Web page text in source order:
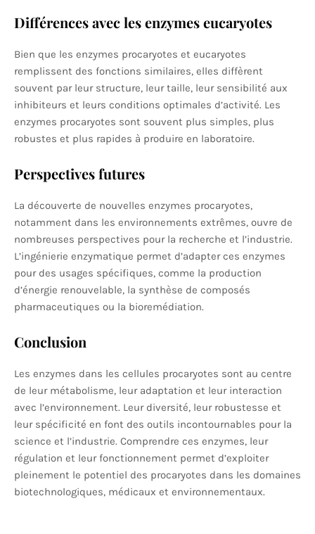
Différences avec les enzymes eucaryotes
Bien que les enzymes procaryotes et eucaryotes
remplissent des fonctions similaires, elles diffèrent
souvent par leur structure, leur taille, leur sensibilité aux
inhibiteurs et leurs conditions optimales d’activité. Les
enzymes procaryotes sont souvent plus simples, plus
robustes et plus rapides à produire en laboratoire.
Perspectives futures
La découverte de nouvelles enzymes procaryotes,
notamment dans les environnements extrêmes, ouvre de
nombreuses perspectives pour la recherche et l’industrie.
L’ingénierie enzymatique permet d’adapter ces enzymes
pour des usages spécifiques, comme la production
d’énergie renouvelable, la synthèse de composés
pharmaceutiques ou la bioremédiation.
Conclusion
Les enzymes dans les cellules procaryotes sont au centre
de leur métabolisme, leur adaptation et leur interaction
avec l’environnement. Leur diversité, leur robustesse et
leur spécificité en font des outils incontournables pour la
science et l’industrie. Comprendre ces enzymes, leur
régulation et leur fonctionnement permet d’exploiter
pleinement le potentiel des procaryotes dans les domaines
biotechnologiques, médicaux et environnementaux.